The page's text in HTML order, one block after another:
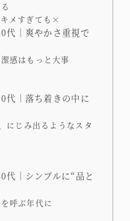
メすぎても×
代｜爽やかさ重視で
感はもっと大事
代｜落ち着きの中に
にじみ出るようなスタ
代｜シンプルに“品と
呼ぶ年代に